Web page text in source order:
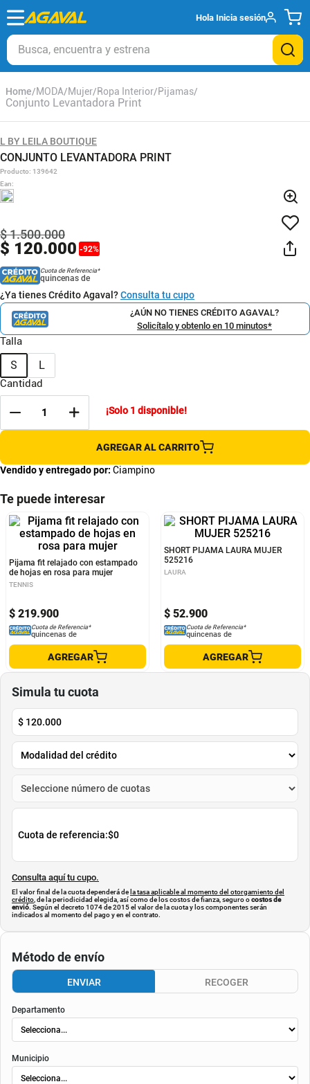
Hola Inicia sesión
Busca, encuentra y estrena
MODA Mujer Ropa Interior Pijamas
Conjunto Levantadora Print
L BY LEILA BOUTIQUE
CONJUNTO LEVANTADORA PRINT
Producto: 139642
Ean:
$ 120.000 -92%
$1.500.000
Cuota de Referencia*
quincenas de
¿Ya tienes Crédito Agaval?Consulta tu cupo
¿AÚN NO TIENES CRÉDITO AGAVAL?
Solicítalo y obtenlo en 10 minutos*
Talla
S L
Cantidad
¡Solo 1 disponible!
AGREGAR AL CARRITO
Vendido y entregado por: Ciampino
Te puede interesar
Pijama fit relajado con estampado
de hojas en rosa para mujer
TENNIS
$ 219.900
Cuota de Referencia*
quincenas de
AGREGAR
SHORT PIJAMA LAURA MUJER
LAURA
Cuota de Referencia*
AGREGAR
Cuota de referencia:$0
Consulta aquí tu cupo.
El valor final de la cuota dependerá de
, de la periodicidad elegida, así como de los costos de fianza, seguro o
envió
. Según el decreto 1074 de 2015 el valor de la cuota y los componentes serán
Método de envío
ENVIAR RECOGER